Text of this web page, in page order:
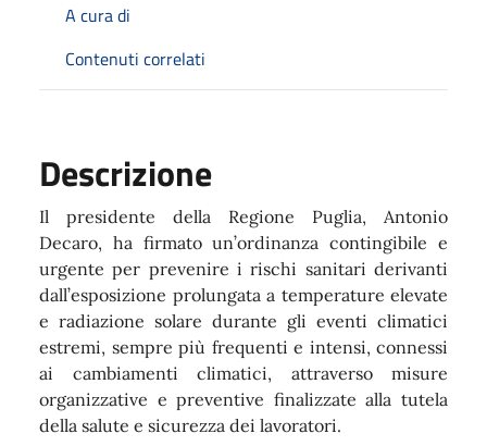
A cura di
Contenuti correlati
Descrizione
Il presidente della Regione Puglia, Antonio
Decaro, ha firmato un’ordinanza contingibile e
urgente per prevenire i rischi sanitari derivanti
dall’esposizione prolungata a temperature elevate
e radiazione solare durante gli eventi climatici
estremi, sempre più frequenti e intensi, connessi
ai cambiamenti climatici, attraverso misure
organizzative e preventive finalizzate alla tutela
della salute e sicurezza dei lavoratori.